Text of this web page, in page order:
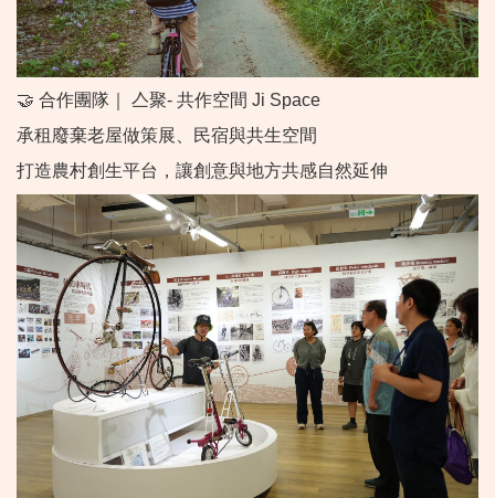
🤝 合作團隊｜ 亼聚- 共作空間 Ji Space
承租廢棄老屋做策展、民宿與共生空間
打造農村創生平台，讓創意與地方共感自然延伸